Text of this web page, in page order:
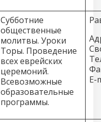
Субботние
общественные
молитвы. Уроки
Торы. Проведение
всех еврейских
церемоний.
Всевозможные
образовательные
программы.
E-